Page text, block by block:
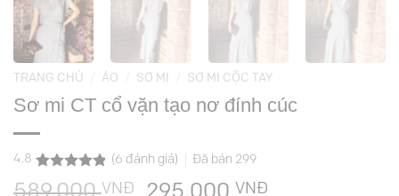
TRANG CHỦ ÁO SƠ MI SƠ MI CỘC TAY
Sơ mi CT cổ vặn tạo nơ đính cúc
4.8
4.8
trên 5
6
(6 đánh giá) Đã bán 299
VNĐ
Giá
VNĐ